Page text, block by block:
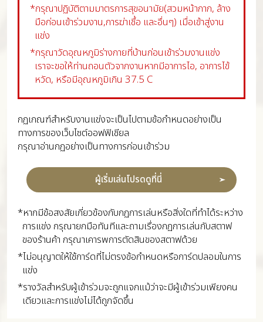
*กรุณาปฏิบัติตามมาตรการสุขอนามัย(สวมหน้ากาก, ล้าง
มือก่อนเข้าร่วมงาน,การฆ่าเชื้อ และอื่นๆ) เมื่อเข้าสู่งาน
แข่ง
*กรุณาวัดอุณหภูมิร่างกายที่บ้านก่อนเข้าร่วมงานแข่ง
เราจะขอให้ท่านถอนตัวจากงานหากมีอาการไอ, อาการไข้
หวัด, หรือมีอุณหภูมิเกิน 37.5 C
กฏเกณฑ์สำหรับงานแข่งจะเป็นไปตามข้อกำหนดอย่างเป็น
ทางการของเว็บไซต์ออฟฟิเชียล
กรุณาอ่านกฏอย่างเป็นทางการก่อนเข้าร่วม
ผู้เริ่มเล่นโปรดดูที่นี่
*หากมีข้อสงสัยเกี่ยวข้องกับกฏการเล่นหรือสิ่งใดที่ทำได้ระหว่าง
การแข่ง กรุณายกมือทันทีและถามเรื่องกฏการเล่นกับสตาฟ
ของร้านค้า กรุณาเคารพการตัดสินของสตาฟด้วย
*ไม่อนุญาตให้ใช้การ์ดที่ไม่ตรงข้อกำหนดหรือการ์ดปลอมในการ
แข่ง
*รางวัลสำหรับผู้เข้าร่วมจะถูกแจกแม้ว่าจะมีผู้เข้าร่วมเพียงคน
เดียวและการแข่งไม่ได้ถูกจัดขึ้น